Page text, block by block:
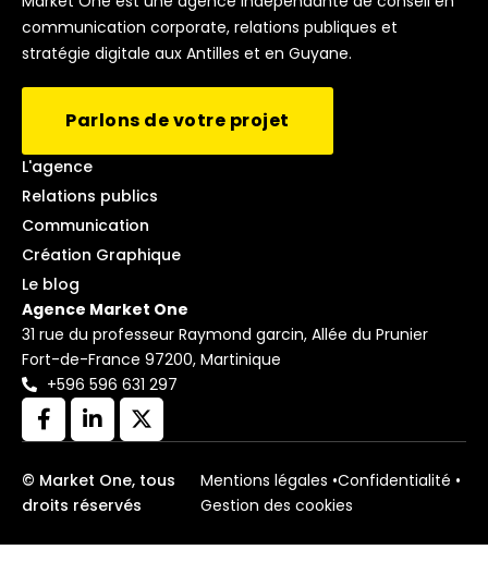
communication corporate, relations publiques et
stratégie digitale aux Antilles et en Guyane.
Parlons de votre projet
L'agence
Relations publics
Communication
Création Graphique
Le blog
Agence Market One
31 rue du professeur Raymond garcin, Allée du Prunier
Fort-de-France 97200, Martinique
+596 596 631 297
© Market One, tous
droits réservés
Mentions légales •Confidentialité •
Gestion des cookies